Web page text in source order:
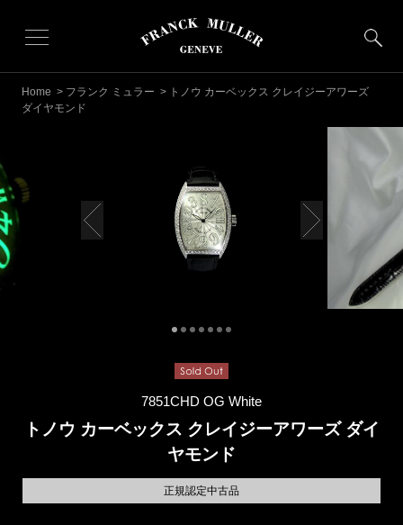
Home > フランク ミュラー > トノウ カーベックス クレイジーアワーズ
ダイヤモンド
7851CHD OG White
トノウ カーベックス クレイジーアワーズ ダイ
ヤモンド
正規認定中古品